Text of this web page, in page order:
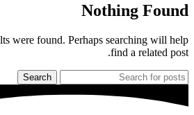
Nothing Found
were found. Perhaps searching will help
find a related post.
Search